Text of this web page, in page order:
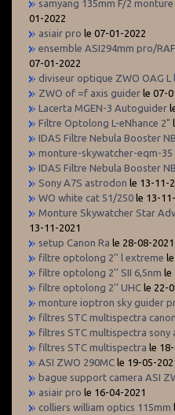
samyang 135mm F/2
01-2022
asiair pro le 07-01-2022
ensemble ASI294mm pro/
07-01-2022
diviseur optique ZWO OAG L
ZWO of =f axis guider le 07-
Lacerta MGEN-3 Autoguider
Filtre Optolong L-eNhance 2"
IDAS Filtre Nebula Booster
monture-skywatcher-eqm-
IDAS Filtre Nebula Booster
Sony A7S astrodon le 13-11-
WO white cat 51/250 le 13-
Monture Skywatcher Star
13-11-2021
setup Canon Ra le 28-08-2021
filtre optolong 2'' l extreme
filtre optolong 2'' SII 6,5nm le
filtre optolong 2'' UHC le 22-
monture ioptron sky guider
filtres STC multispectra
filtres STC multispectra sony
filtres STC multispectra le
ASI ZWO 290MC le 19-05-
bague support camera ASI
asiair pro le 16-04-2021
colliers william optics 115mm